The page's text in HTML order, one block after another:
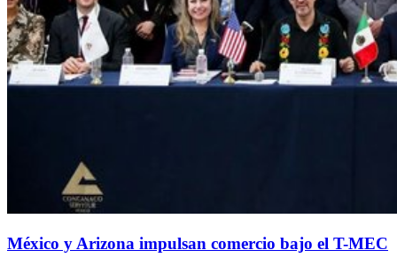
México y Arizona impulsan comercio bajo el T-MEC